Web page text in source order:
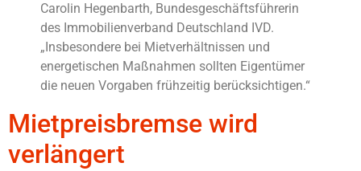
Carolin Hegenbarth, Bundesgeschäftsführerin
des Immobilienverband Deutschland IVD.
„Insbesondere bei Mietverhältnissen und
energetischen Maßnahmen sollten Eigentümer
die neuen Vorgaben frühzeitig berücksichtigen.“
Mietpreisbremse wird
verlängert